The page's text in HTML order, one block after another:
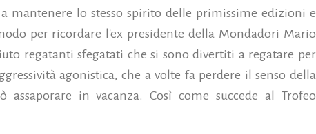
a mantenere lo stesso spirito delle primissime edizioni e
per ricordare l'ex presidente della Mondadori Mario
regatanti sfegatati che si sono divertiti a regatare per
agonistica, che a volte fa perdere il senso della
assaporare in vacanza. Così come succede al Trofeo